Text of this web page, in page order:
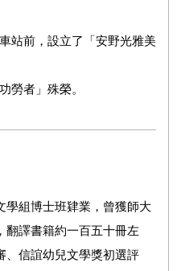
站前，設立了「安野光雅美
勞者」殊榮。
學組博士班肄業，曾獲師大
翻譯書籍約一百五十冊左
、信誼幼兒文學獎初選評